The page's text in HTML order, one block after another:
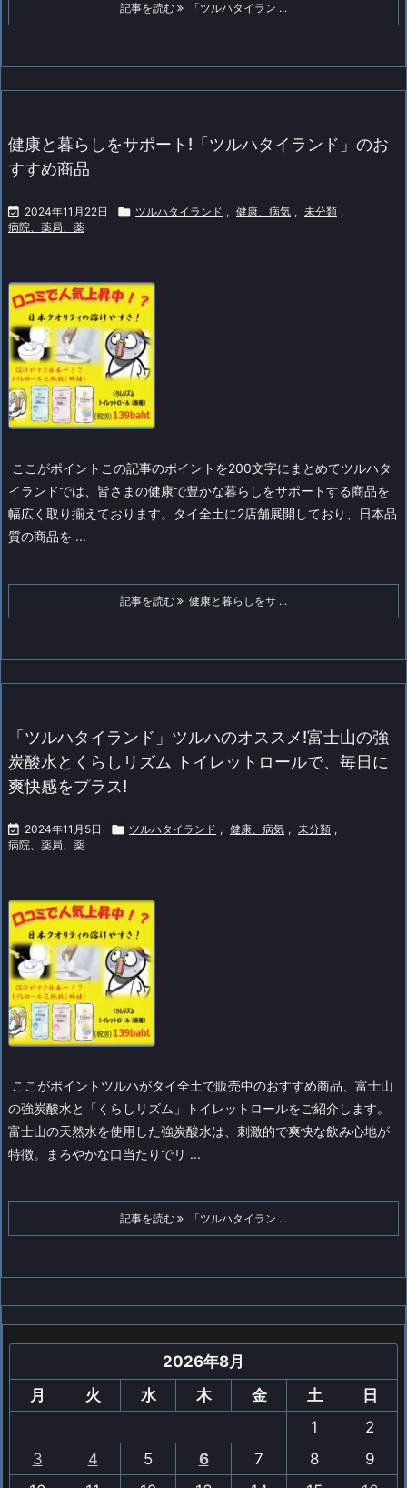
記事を読む 「ツルハタイラン ...
健康と暮らしをサポート!「ツルハタイランド」のお
すすめ商品
 2024年11月22日  ツルハタイランド , 健康、病気 , 未分類 ,
病院、薬局、薬
ここがポイント この記事のポイントを200文字にまとめてツルハタ
イランドでは、皆さまの健康で豊かな暮らしをサポートする商品を
幅広く取り揃えております。タイ全土に2店舗展開しており、日本品
質の商品を ...
記事を読む 健康と暮らしをサ ...
「ツルハタイランド」ツルハのオススメ!富士山の強
炭酸水とくらしリズム トイレットロールで、毎日に
爽快感をプラス!
 2024年11月5日  ツルハタイランド , 健康、病気 , 未分類 ,
病院、薬局、薬
ここがポイント ツルハがタイ全土で販売中のおすすめ商品、富士山
の強炭酸水と「くらしリズム」トイレットロールをご紹介します。
富士山の天然水を使用した強炭酸水は、刺激的で爽快な飲み心地が
特徴。まろやかな口当たりでリ ...
記事を読む 「ツルハタイラン ...
2026年8月
月
火 水 木 金 土
日
1
2
3
4 5 6 7 8
9